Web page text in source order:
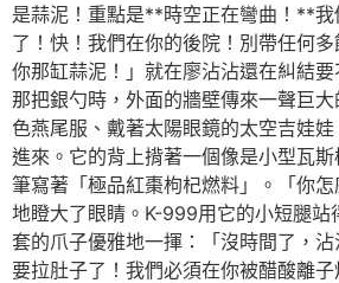
是蒜泥！重點是**時空正在彎曲！**
了！快！我們在你的後院！別帶任何
你那缸蒜泥！」就在廖沾沾還在糾結
那把銀勺時，外面的牆壁傳來一聲巨
色燕尾服、戴著太陽眼鏡的太空吉娃
進來。它的背上揹著一個像是小型瓦
筆寫著「極品紅棗枸杞燃料」。「你
地瞪大了眼睛。K-999用它的小短腿站
套的爪子優雅地一揮：「沒時間了，
要拉肚子了！我們必須在你被醋酸離